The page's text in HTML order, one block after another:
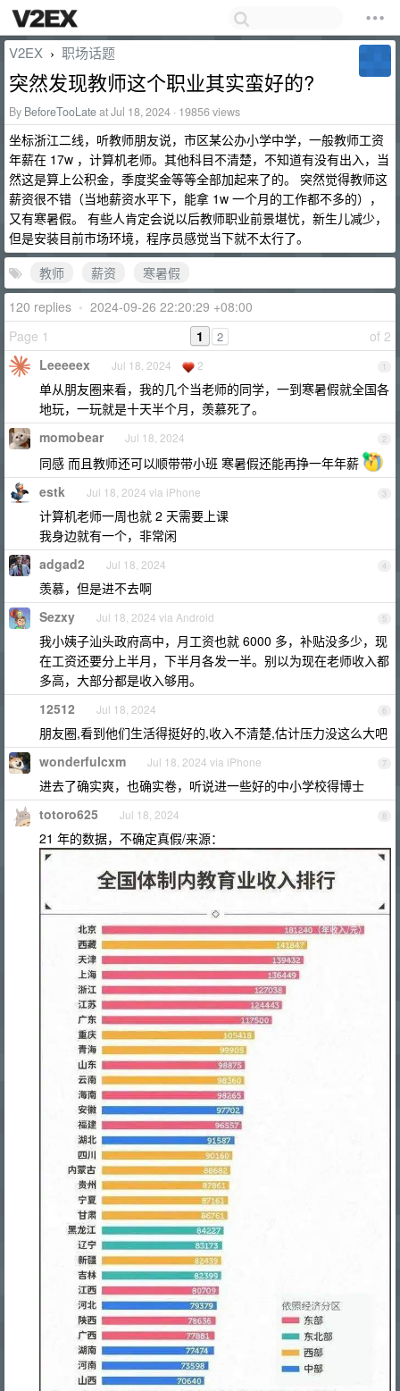
V2EX › 职场话题
突然发现教师这个职业其实蛮好的?
By BeforeTooLateat Jul 18, 2024 · 19856 views
坐标浙江二线，听教师朋友说，市区某公办小学中学，一般教师工资
年薪在 17w ，计算机老师。其他科目不清楚，不知道有没有出入，当
然这是算上公积金，季度奖金等等全部加起来了的。 突然觉得教师这
薪资很不错（当地薪资水平下，能拿 1w 一个月的工作都不多的），
又有寒暑假。 有些人肯定会说以后教师职业前景堪忧，新生儿减少，
但是安装目前市场环境，程序员感觉当下就不太行了。
教师
薪资
寒暑假
120 replies • 2024-09-26 22:20:29 +08:00
Page 1
of 2
1 2
1
Leeeeex Jul 18, 2024 2
单从朋友圈来看，我的几个当老师的同学，一到寒暑假就全国各
地玩，一玩就是十天半个月，羡慕死了。
2
momobear Jul 18, 2024
同感 而且教师还可以顺带带小班 寒暑假还能再挣一年年薪
3
estk Jul 18, 2024 via iPhone
计算机老师一周也就 2 天需要上课
我身边就有一个，非常闲
4
adgad2 Jul 18, 2024
羡慕，但是进不去啊
5
Sezxy Jul 18, 2024 via Android
我小姨子汕头政府高中，月工资也就 6000 多，补贴没多少，现
在工资还要分上半月，下半月各发一半。别以为现在老师收入都
多高，大部分都是收入够用。
6
12512 Jul 18, 2024
朋友圈,看到他们生活得挺好的,收入不清楚,估计压力没这么大吧
7
wonderfulcxm Jul 18, 2024 via iPhone
进去了确实爽，也确实卷，听说进一些好的中小学校得博士
8
totoro625 Jul 18, 2024
21 年的数据，不确定真假/来源：